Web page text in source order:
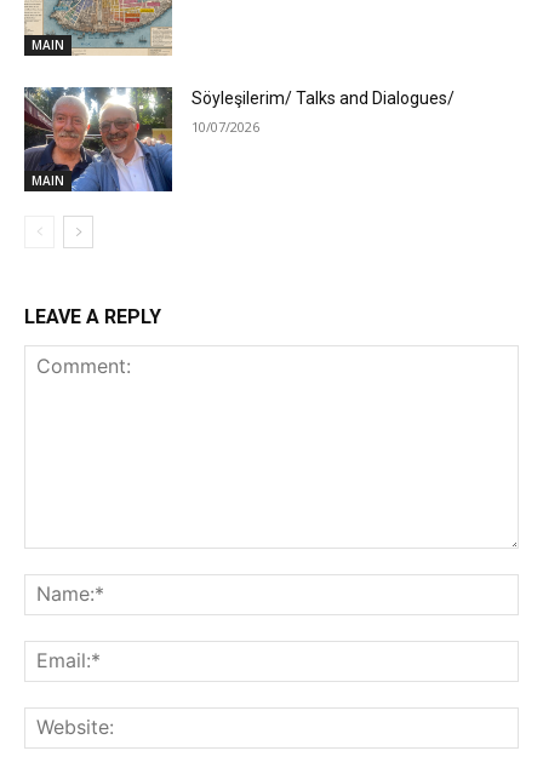
MAIN
MAIN
Söyleşilerim/ Talks and Dialogues/
10/07/2026
LEAVE A REPLY